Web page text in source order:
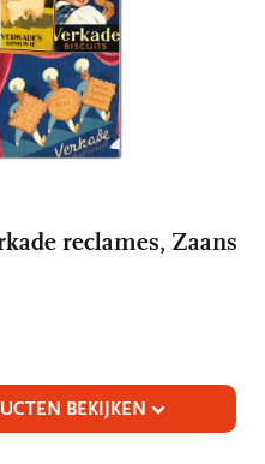
reclames, Zaans
BEKIJKEN